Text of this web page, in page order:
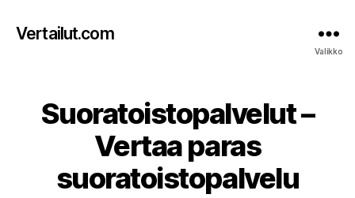
Vertailut.com
Valikko
Suoratoistopalvelut –
Vertaa paras
suoratoistopalvelu